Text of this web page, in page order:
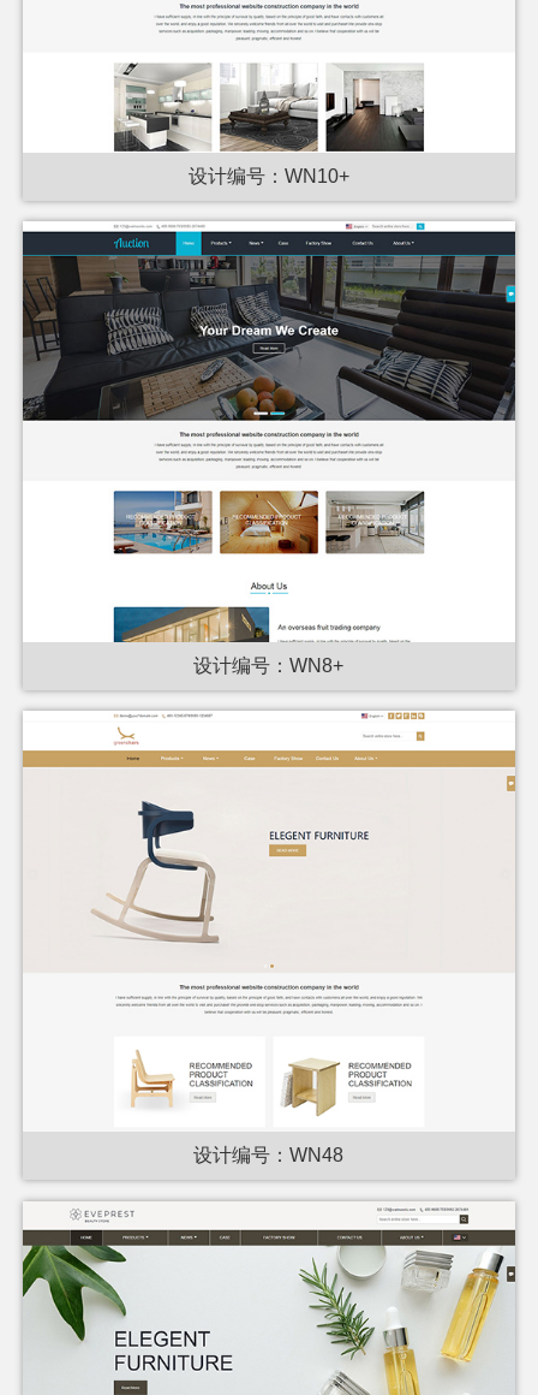
设计编号：WN10+
设计编号：WN8+
设计编号：WN48